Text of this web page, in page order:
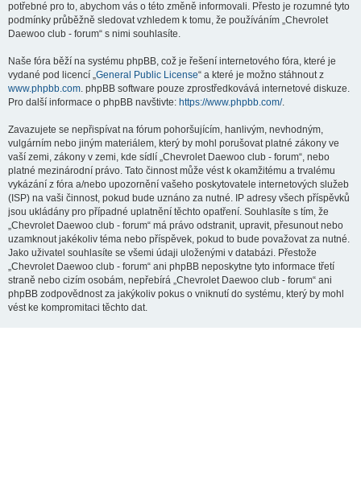
potřebné pro to, abychom vás o této změně informovali. Přesto je rozumné tyto
podmínky průběžně sledovat vzhledem k tomu, že používáním „Chevrolet
Daewoo club - forum“ s nimi souhlasíte.
Naše fóra běží na systému phpBB, což je řešení internetového fóra, které je
vydané pod licencí „General Public License“ a které je možno stáhnout z
www.phpbb.com. phpBB software pouze zprostředkovává internetové diskuze.
Pro další informace o phpBB navštivte: https://www.phpbb.com/.
Zavazujete se nepřispívat na fórum pohoršujícím, hanlivým, nevhodným,
vulgárním nebo jiným materiálem, který by mohl porušovat platné zákony ve
vaší zemi, zákony v zemi, kde sídlí „Chevrolet Daewoo club - forum“, nebo
platné mezinárodní právo. Tato činnost může vést k okamžitému a trvalému
vykázání z fóra a/nebo upozornění vašeho poskytovatele internetových služeb
(ISP) na vaši činnost, pokud bude uznáno za nutné. IP adresy všech příspěvků
jsou ukládány pro případné uplatnění těchto opatření. Souhlasíte s tím, že
„Chevrolet Daewoo club - forum“ má právo odstranit, upravit, přesunout nebo
uzamknout jakékoliv téma nebo příspěvek, pokud to bude považovat za nutné.
Jako uživatel souhlasíte se všemi údaji uloženými v databázi. Přestože
„Chevrolet Daewoo club - forum“ ani phpBB neposkytne tyto informace třetí
straně nebo cizím osobám, nepřebírá „Chevrolet Daewoo club - forum“ ani
phpBB zodpovědnost za jakýkoliv pokus o vniknutí do systému, který by mohl
vést ke kompromitaci těchto dat.